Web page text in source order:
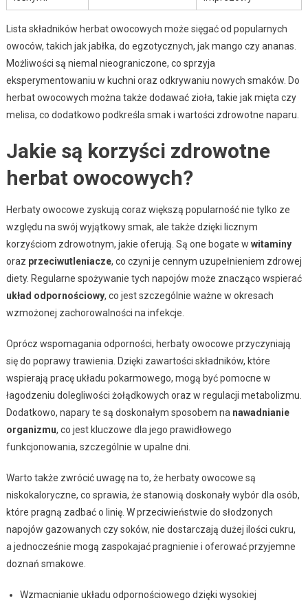
Lista składników herbat owocowych może sięgać od popularnych
owoców, takich jak jabłka, do egzotycznych, jak mango czy ananas.
Możliwości są niemal nieograniczone, co sprzyja
eksperymentowaniu w kuchni oraz odkrywaniu nowych smaków. Do
herbat owocowych można także dodawać zioła, takie jak mięta czy
melisa, co dodatkowo podkreśla smak i wartości zdrowotne naparu.
Jakie są korzyści zdrowotne
herbat owocowych?
Herbaty owocowe zyskują coraz większą popularność nie tylko ze
względu na swój wyjątkowy smak, ale także dzięki licznym
korzyściom zdrowotnym, jakie oferują. Są one bogate w witaminy
oraz przeciwutleniacze, co czyni je cennym uzupełnieniem zdrowej
diety. Regularne spożywanie tych napojów może znacząco wspierać
układ odpornościowy, co jest szczególnie ważne w okresach
wzmożonej zachorowalności na infekcje.
Oprócz wspomagania odporności, herbaty owocowe przyczyniają
się do poprawy trawienia. Dzięki zawartości składników, które
wspierają pracę układu pokarmowego, mogą być pomocne w
łagodzeniu dolegliwości żołądkowych oraz w regulacji metabolizmu.
Dodatkowo, napary te są doskonałym sposobem na nawadnianie
organizmu, co jest kluczowe dla jego prawidłowego
funkcjonowania, szczególnie w upalne dni.
Warto także zwrócić uwagę na to, że herbaty owocowe są
niskokaloryczne, co sprawia, że stanowią doskonały wybór dla osób,
które pragną zadbać o linię. W przeciwieństwie do słodzonych
napojów gazowanych czy soków, nie dostarczają dużej ilości cukru,
a jednocześnie mogą zaspokajać pragnienie i oferować przyjemne
doznań smakowe.
Wzmacnianie układu odpornościowego dzięki wysokiej